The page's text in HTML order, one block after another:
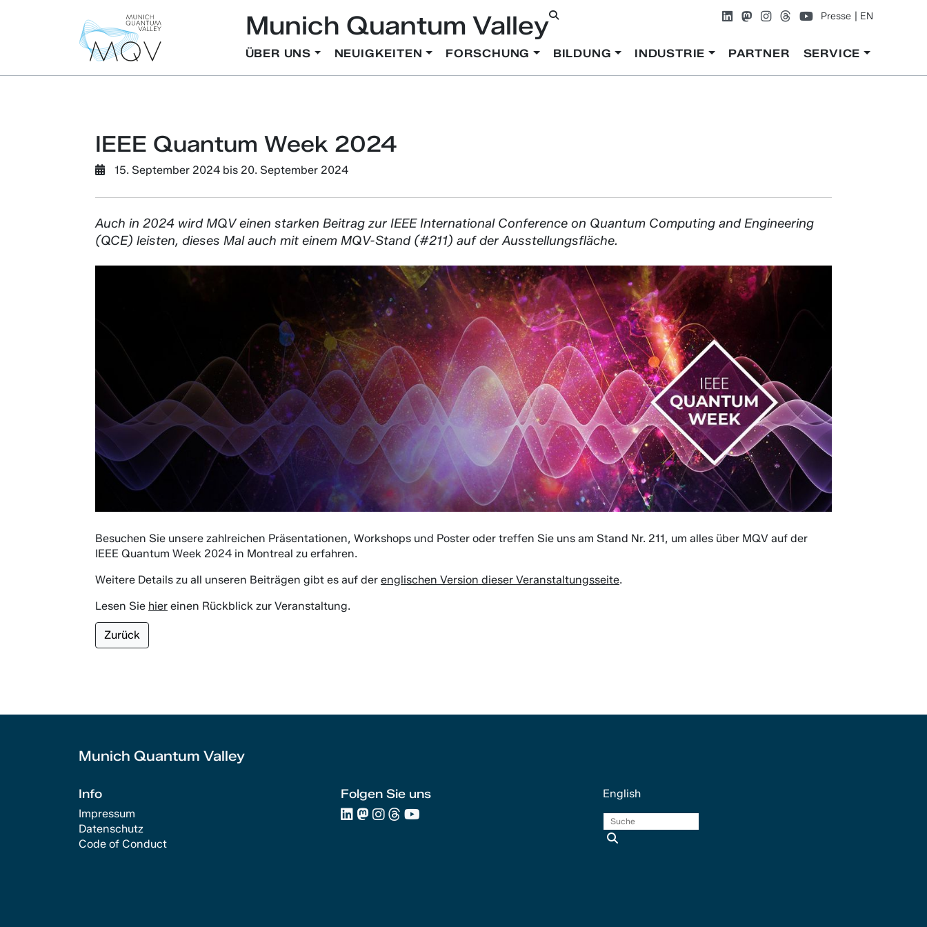
Munich Quantum Valley Presse EN
ÜBER UNS NEUIGKEITEN FORSCHUNG BILDUNG INDUSTRIE PARTNER SERVICE
IEEE Quantum Week 2024
15. September 2024 bis 20. September 2024
Auch in 2024 wird MQV einen starken Beitrag zur IEEE International Conference on Quantum Computing and Engineering
(QCE) leisten, dieses Mal auch mit einem MQV-Stand (#211) auf der Ausstellungsfläche.
Besuchen Sie unsere zahlreichen Präsentationen, Workshops und Poster oder treffen Sie uns am Stand Nr. 211, um alles über MQV auf der
IEEE Quantum Week 2024 in Montreal zu erfahren.
Weitere Details zu all unseren Beiträgen gibt es auf der englischen Version dieser Veranstaltungsseite.
Lesen Sie hier einen Rückblick zur Veranstaltung.
Zurück
Munich Quantum Valley
Info
Impressum
Datenschutz
Code of Conduct
Folgen Sie uns English